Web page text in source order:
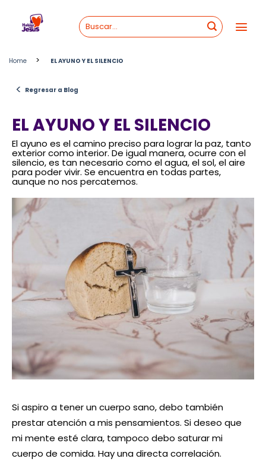
content
Home > EL AYUNO Y EL SILENCIO
< Regresar a Blog
EL AYUNO Y EL SILENCIO
El ayuno es el camino preciso para lograr la paz, tanto
exterior como interior. De igual manera, ocurre con el
silencio, es tan necesario como el agua, el sol, el aire
para poder vivir. Se encuentra en todas partes,
aunque no nos percatemos.
Si aspiro a tener un cuerpo sano, debo también
prestar atención a mis pensamientos. Si deseo que
mi mente esté clara, tampoco debo saturar mi
cuerpo de comida. Hay una directa correlación.